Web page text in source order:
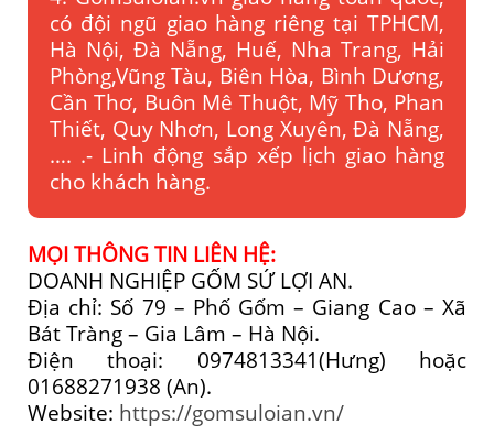
có đội ngũ giao hàng riêng tại TPHCM,
Hà Nội, Đà Nẵng, Huế, Nha Trang, Hải
Phòng,Vũng Tàu, Biên Hòa, Bình Dương,
Cần Thơ, Buôn Mê Thuột, Mỹ Tho, Phan
Thiết, Quy Nhơn, Long Xuyên, Đà Nẵng,
…. .- Linh động sắp xếp lịch giao hàng
cho khách hàng.
MỌI THÔNG TIN LIÊN HỆ:
DOANH NGHIỆP GỐM SỨ LỢI AN.
Địa chỉ: Số 79 – Phố Gốm – Giang Cao – Xã
Bát Tràng – Gia Lâm – Hà Nội.
Điện thoại: 0974813341(Hưng) hoặc
01688271938 (An).
Website: https://gomsuloian.vn/